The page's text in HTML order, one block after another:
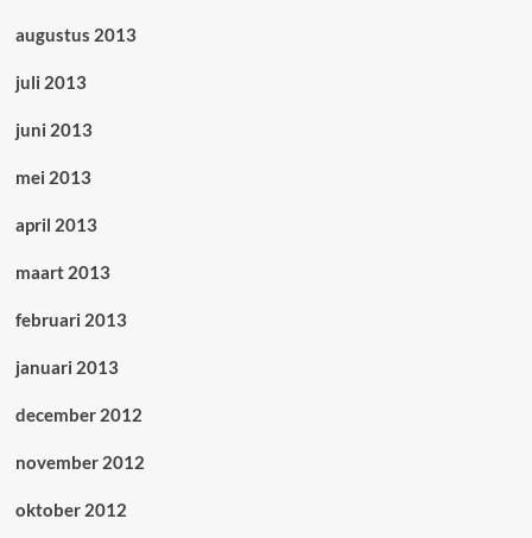
augustus 2013
juli 2013
juni 2013
mei 2013
april 2013
maart 2013
februari 2013
januari 2013
december 2012
november 2012
oktober 2012